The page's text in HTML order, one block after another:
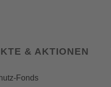
& AKTIONEN
Fonds